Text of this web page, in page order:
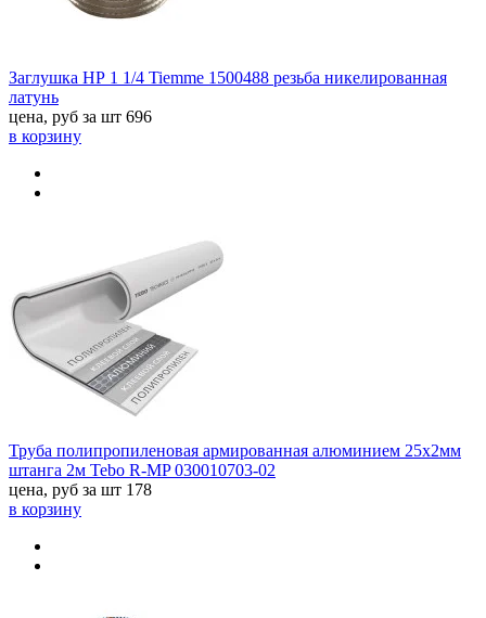
Заглушка НР 1 1/4 Tiemme 1500488 резьба никелированная
латунь
цена, руб за шт 696
в корзину
Труба полипропиленовая армированная алюминием 25x2мм
штанга 2м Tebo R-MP 030010703-02
цена, руб за шт 178
в корзину